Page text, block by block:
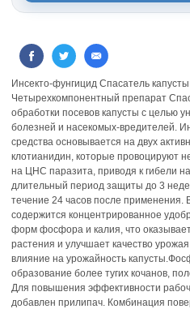
Инсекто-фунгицид Спасатель
Четырехкомпонентный препарат
обработки посевов капусты с целью
болезней и насекомых-вредителей.
средства основывается на двух
клотианидин, которые провоцируют
на ЦНС паразита, приводя к гибели
длительный период защиты до 3
течение 24 часов после применения.
содержится концентрированное
форм фосфора и калия, что
растения и улучшает качество
влияние на урожайность
образование более тугих кочанов,
Для повышения эффективности
добавлен прилипач. Комбинация